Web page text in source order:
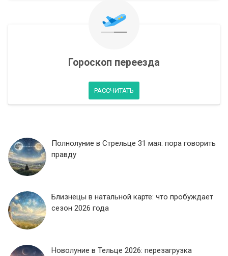
Гороскоп переезда
РАССЧИТАТЬ
Полнолуние в Стрельце 31 мая: пора говорить
правду
Близнецы в натальной карте: что пробуждает
сезон 2026 года
Новолуние в Тельце 2026: перезагрузка